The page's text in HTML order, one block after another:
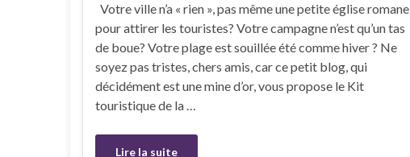
Votre ville n’a « rien », pas même une petite église romane
pour attirer les touristes? Votre campagne n’est qu’un tas
de boue? Votre plage est souillée été comme hiver ? Ne
soyez pas tristes, chers amis, car ce petit blog, qui
décidément est une mine d’or, vous propose le Kit
touristique de la …
Lire la suite